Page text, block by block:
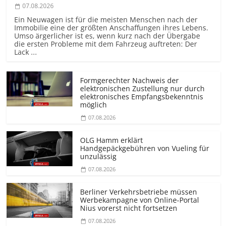
07.08.2026
Ein Neuwagen ist für die meisten Menschen nach der
Immobilie eine der größten Anschaffungen ihres Lebens.
Umso ärgerlicher ist es, wenn kurz nach der Übergabe
die ersten Probleme mit dem Fahrzeug auftreten: Der
Lack ...
Formgerechter Nachweis der
elektronischen Zustellung nur durch
elektronisches Empfangsbekenntnis
möglich
07.08.2026
OLG Hamm erklärt
Handgepäckgebühren von Vueling für
unzulässig
07.08.2026
Berliner Verkehrsbetriebe müssen
Werbekampagne von Online-Portal
Nius vorerst nicht fortsetzen
07.08.2026